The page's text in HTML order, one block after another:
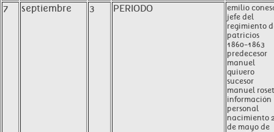
7 septiembre 3 PERIODO
emilio
jefe del
regimiento
patricios
1860-1863
predecesor
manuel
quivero
sucesor
manuel
información
personal
nacimiento
de mayo de